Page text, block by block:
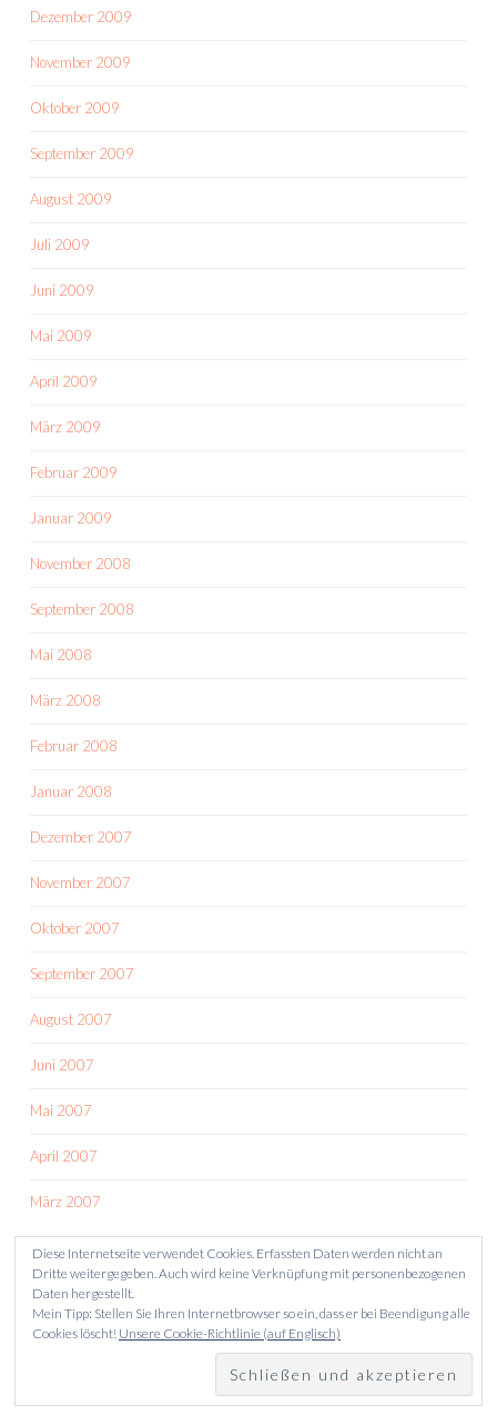
Dezember 2009
November 2009
Oktober 2009
September 2009
August 2009
Juli 2009
Juni 2009
Mai 2009
April 2009
März 2009
Februar 2009
Januar 2009
November 2008
September 2008
Mai 2008
März 2008
Februar 2008
Januar 2008
Dezember 2007
November 2007
Oktober 2007
September 2007
August 2007
Juni 2007
Mai 2007
April 2007
März 2007
STOLZ PRÄSENTIERT VON WORDPRESS
THEME: SKETCH VON WORDPRESS.COM.
Diese Internetseite verwendet Cookies. Erfassten Daten werden nicht an
Dritte weitergegeben. Auch wird keine Verknüpfung mit personenbezogenen
Daten hergestellt.
Mein Tipp: Stellen Sie Ihren Internetbrowser so ein, dass er bei Beendigung alle
Cookies löscht! Unsere Cookie-Richtlinie (auf Englisch)